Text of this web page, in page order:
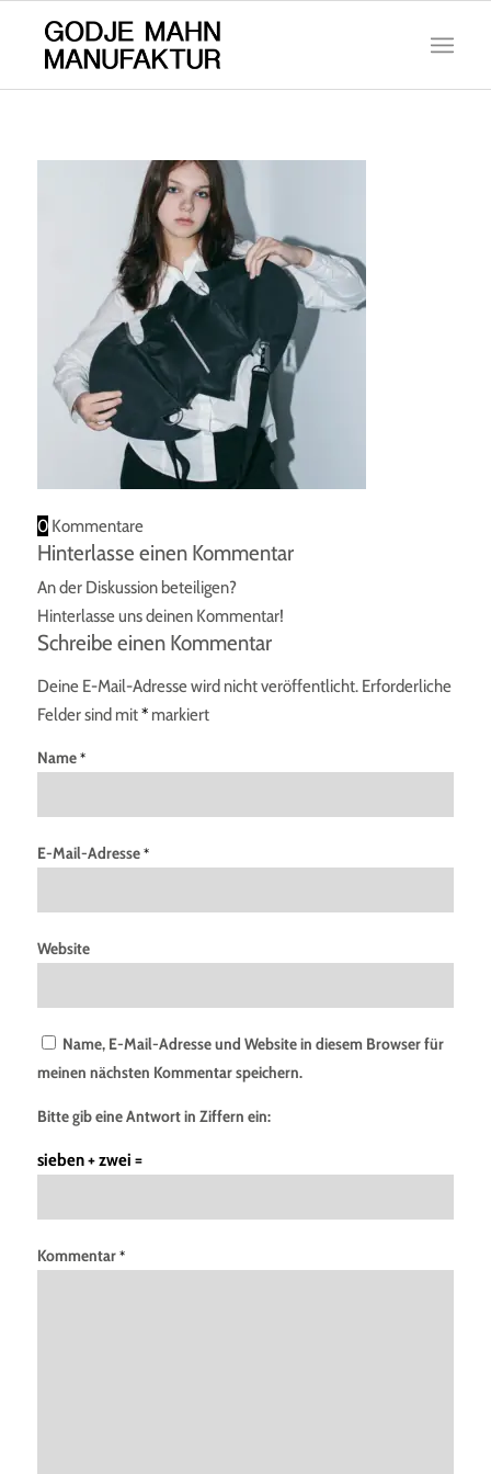
0 Kommentare
Hinterlasse einen Kommentar
An der Diskussion beteiligen?
Hinterlasse uns deinen Kommentar!
Schreibe einen Kommentar
Deine E-Mail-Adresse wird nicht veröffentlicht. Erforderliche
Felder sind mit*markiert
Name*
E-Mail-Adresse*
Website
Name, E-Mail-Adresse und Website in diesem Browser für
meinen nächsten Kommentar speichern.
Bitte gib eine Antwort in Ziffern ein:
sieben + zwei =
Kommentar*